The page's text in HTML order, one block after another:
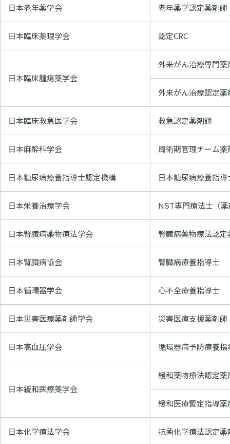
日本老年薬学会 老年薬学認定薬剤師
日本臨床薬理学会 認定CRC
日本臨床腫瘍薬学会
外来がん治療専門薬
外来がん治療認定薬
日本臨床救急医学会 救急認定薬剤師
日本麻酔科学会 周術期管理チーム薬
日本糖尿病療養指導士認定機構 日本糖尿病療養指導
日本栄養治療学会 NST専門療法士（
日本腎臓病薬物療法学会 腎臓病薬物療法認定
日本腎臓病協会 腎臓病療養指導士
日本循環器学会 心不全療養指導士
日本災害医療薬剤師学会 災害医療支援薬剤師
日本高血圧学会 循環器病予防療養指
日本緩和医療薬学会
緩和薬物療法認定薬
緩和医療暫定指導薬
日本化学療法学会 抗菌化学療法認定薬